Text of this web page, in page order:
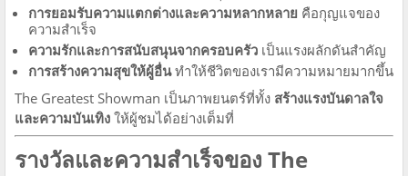
การยอมรับความแตกต่างและความหลากหลาย คือกุญแจของ
ความสำเร็จ
ความรักและการสนับสนุนจากครอบครัว เป็นแรงผลักดันสำคัญ
การสร้างความสุขให้ผู้อื่นทำให้ชีวิตของเรามีความหมายมากขึ้น
The Greatest Showman เป็นภาพยนตร์ที่ทั้ง สร้างแรงบันดาลใจ
และความบันเทิง ให้ผู้ชมได้อย่างเต็มที่
รางวัลและความสำเร็จของ The